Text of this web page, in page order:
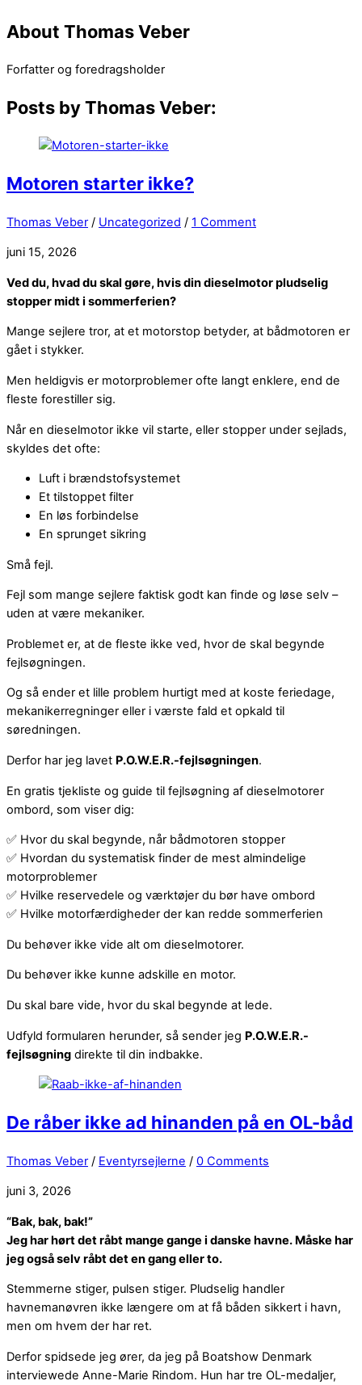
About Thomas Veber
Forfatter og foredragsholder
Posts by Thomas Veber:
Motoren starter ikke?
Thomas Veber / Uncategorized / 1 Comment
juni 15, 2026
Ved du, hvad du skal gøre, hvis din dieselmotor pludselig
stopper midt i sommerferien?
Mange sejlere tror, at et motorstop betyder, at bådmotoren er
gået i stykker.
Men heldigvis er motorproblemer ofte langt enklere, end de
fleste forestiller sig.
Når en dieselmotor ikke vil starte, eller stopper under sejlads,
skyldes det ofte:
Luft i brændstofsystemet
Et tilstoppet filter
En løs forbindelse
En sprunget sikring
Små fejl.
Fejl som mange sejlere faktisk godt kan finde og løse selv –
uden at være mekaniker.
Problemet er, at de fleste ikke ved, hvor de skal begynde
fejlsøgningen.
Og så ender et lille problem hurtigt med at koste feriedage,
mekanikerregninger eller i værste fald et opkald til
søredningen.
Derfor har jeg lavet P.O.W.E.R.-fejlsøgningen.
En gratis tjekliste og guide til fejlsøgning af dieselmotorer
ombord, som viser dig:
✅ Hvor du skal begynde, når bådmotoren stopper
✅ Hvordan du systematisk finder de mest almindelige
motorproblemer
✅ Hvilke reservedele og værktøjer du bør have ombord
✅ Hvilke motorfærdigheder der kan redde sommerferien
Du behøver ikke vide alt om dieselmotorer.
Du behøver ikke kunne adskille en motor.
Du skal bare vide, hvor du skal begynde at lede.
Udfyld formularen herunder, så sender jeg P.O.W.E.R.-
fejlsøgning direkte til din indbakke.
De råber ikke ad hinanden på en OL-båd
Thomas Veber / Eventyrsejlerne / 0 Comments
juni 3, 2026
“Bak, bak, bak!”
Jeg har hørt det råbt mange gange i danske havne. Måske har
jeg også selv råbt det en gang eller to.
Stemmerne stiger, pulsen stiger. Pludselig handler
havnemanøvren ikke længere om at få båden sikkert i havn,
men om hvem der har ret.
Derfor spidsede jeg ører, da jeg på Boatshow Denmark
interviewede Anne-Marie Rindom. Hun har tre OL-medaljer,